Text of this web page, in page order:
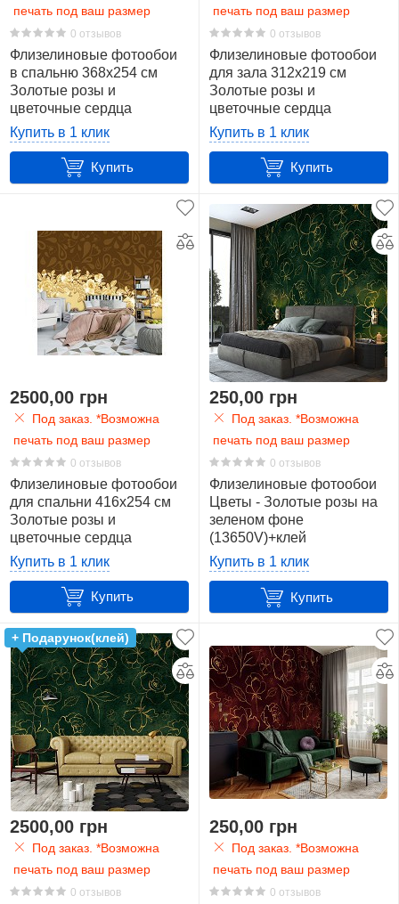
печать под ваш размер
0 отзывов
Флизелиновые фотообои
в спальню 368x254 см
Золотые розы и
цветочные сердца
(10375V8)+клей
Купить в 1 клик
Купить
печать под ваш размер
0 отзывов
Флизелиновые фотообои
для зала 312x219 см
Золотые розы и
цветочные сердца
(10375VEXXL)+клей
Купить в 1 клик
Купить
2500,00 грн
Под заказ. *Возможна
печать под ваш размер
0 отзывов
Флизелиновые фотообои
для спальни 416x254 см
Золотые розы и
цветочные сердца
(10375VEXXXL)+клей
Купить в 1 клик
Купить
250,00 грн
Под заказ. *Возможна
печать под ваш размер
0 отзывов
Флизелиновые фотообои
Цветы - Золотые розы на
зеленом фоне
(13650V)+клей
Купить в 1 клик
Купить
+ Подарунок(клей)
2500,00 грн
Под заказ. *Возможна
печать под ваш размер
0 отзывов
250,00 грн
Под заказ. *Возможна
печать под ваш размер
0 отзывов